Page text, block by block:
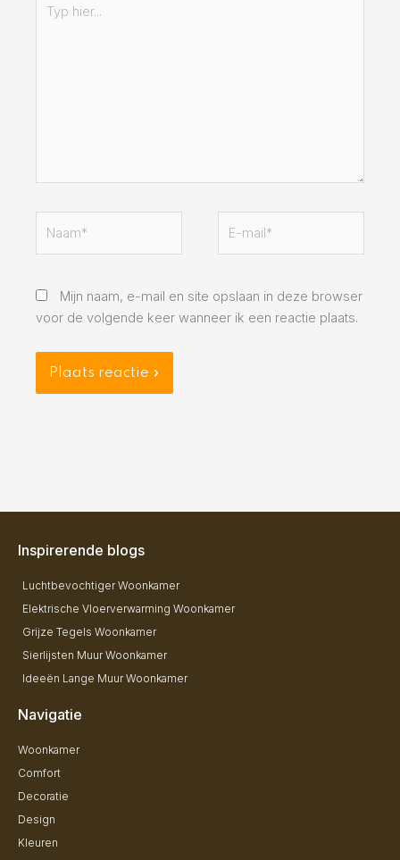
hier...
mail*
Mijn naam, e-mail en site opslaan in deze browser
voor de volgende keer wanneer ik een reactie plaats.
Inspirerende blogs
Luchtbevochtiger Woonkamer
Elektrische Vloerverwarming Woonkamer
Grijze Tegels Woonkamer
Sierlijsten Muur Woonkamer
Ideeën Lange Muur Woonkamer
Navigatie
Woonkamer
Comfort
Decoratie
Design
Kleuren